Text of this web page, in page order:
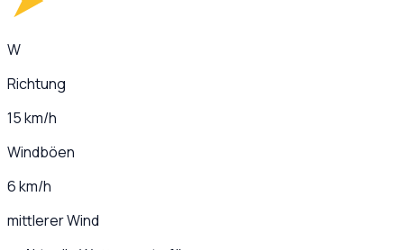
W
Richtung
15 km/h
Windböen
6 km/h
mittlerer Wind